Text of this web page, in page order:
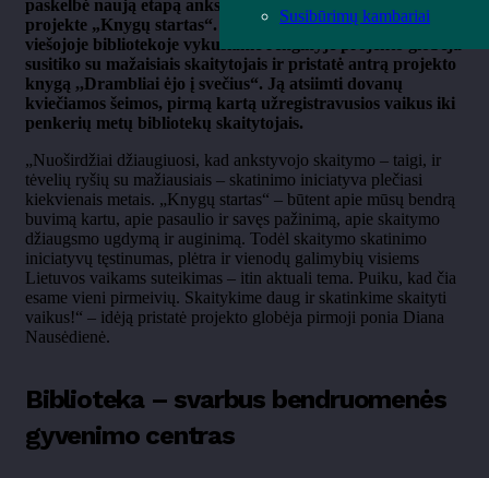
Susibūrimų kambariai
paskelbė naują etapą ankstyvojo skaitymo skatinimo
projekte „Knygų startas“. Šalčininkų rajono savivaldybės
viešojoje bibliotekoje vykusiame renginyje projekto globėja
susitiko su mažaisiais skaitytojais ir pristatė antrą projekto
knygą ,,Drambliai ėjo į svečius“. Ją atsiimti dovanų
kviečiamos šeimos, pirmą kartą užregistravusios vaikus iki
penkerių metų bibliotekų skaitytojais.
„Nuoširdžiai džiaugiuosi, kad ankstyvojo skaitymo – taigi, ir
tėvelių ryšių su mažiausiais – skatinimo iniciatyva plečiasi
kiekvienais metais. „Knygų startas“ – būtent apie mūsų bendrą
buvimą kartu, apie pasaulio ir savęs pažinimą, apie skaitymo
džiaugsmo ugdymą ir auginimą. Todėl skaitymo skatinimo
iniciatyvų tęstinumas, plėtra ir vienodų galimybių visiems
Lietuvos vaikams suteikimas – itin aktuali tema. Puiku, kad čia
esame vieni pirmeivių. Skaitykime daug ir skatinkime skaityti
vaikus!“ – idėją pristatė projekto globėja pirmoji ponia Diana
Nausėdienė.
Biblioteka – svarbus bendruomenės
gyvenimo centras